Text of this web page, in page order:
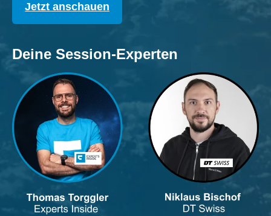
Jetzt anschauen
Deine Session-Experten